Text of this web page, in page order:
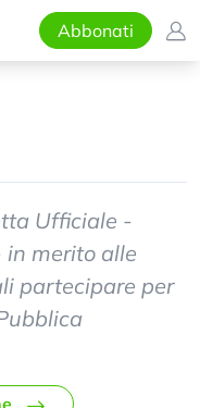
Abbonati
Ufficiale -
in merito alle
partecipare per